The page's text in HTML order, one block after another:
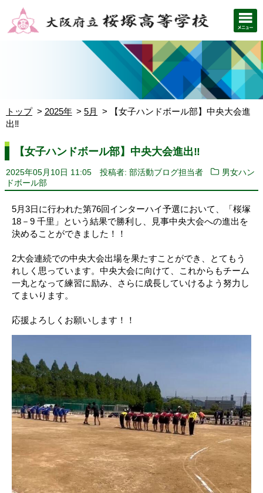
トップ 2025年 5月
【女子ハンドボール部】中央大会進
出‼️
【女子ハンドボール部】中央大会進出‼️
2025年05月10日 11:05 投稿者: 部活動ブログ担当者
男女ハン
ドボール部
5月3日に行われた第76回インターハイ予選において、「桜塚
18－9 千里」という結果で勝利し、見事中央大会への進出を
決めることができました！！
2大会連続での中央大会出場を果たすことができ、とてもう
れしく思っています。中央大会に向けて、これからもチーム
一丸となって練習に励み、さらに成長していけるよう努力し
てまいります。
応援よろしくお願いします！！